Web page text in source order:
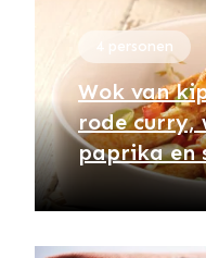
4 personen
Wok van
rode curry,
paprika en